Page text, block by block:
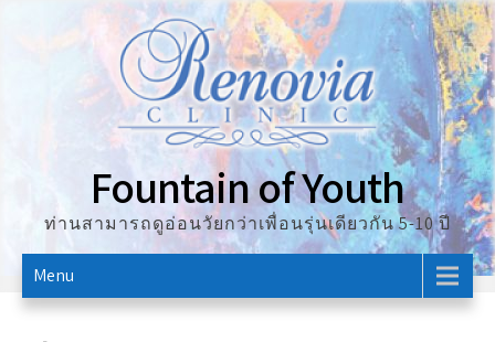
Fountain of Youth
ท่านสามารถดูอ่อนวัยกว่าเพื่อนรุ่นเดียวกัน 5-10 ปี
Menu